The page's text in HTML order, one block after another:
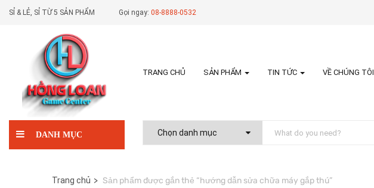
SỈ & LẺ, SỈ TỪ 5 SẢN PHẨM Gọi ngay: 08-8888-0532
TRANG CHỦ SẢN PHẨM TIN TỨC VỀ CHÚNG TÔI
DANH MỤC
Trang chủ Sản phẩm được gắn thẻ “hướng dẫn sửa chữa máy gắp thú”